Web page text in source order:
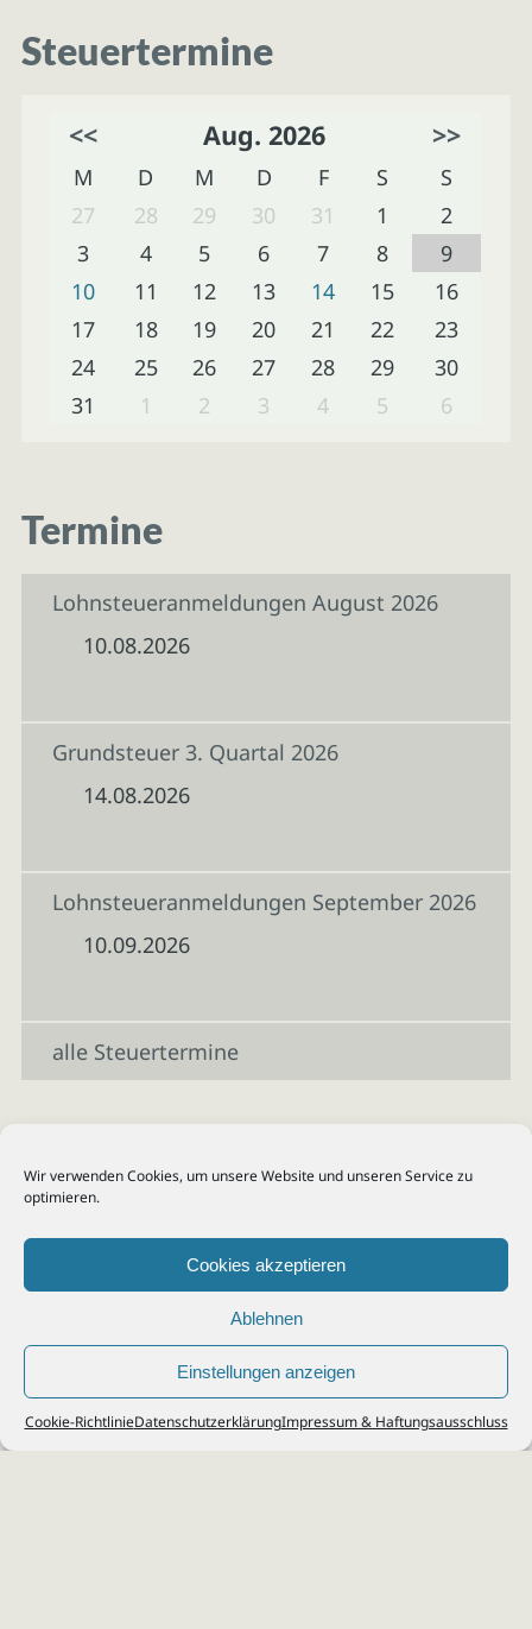
Wir verwenden Cookies, um unsere Website und unseren Service zu
optimieren.
Cookies akzeptieren
Ablehnen
Einstellungen anzeigen
Cookie-RichtlinieDatenschutzerklärungImpressum & Haftungsausschluss
Steuertermine
<< Aug. 2026 >>
M D M D F S
S
27
28 29 30 31 1
2
3
4 5 6 7 8
9
10
11 12 13 14 15
16
17
18 19 20 21 22
23
24
25 26 27 28 29
30
31
1 2 3 4 5 6
Termine
Lohnsteueranmeldungen August 2026
10.08.2026
Grundsteuer 3. Quartal 2026
14.08.2026
Lohnsteueranmeldungen September 2026
10.09.2026
alle Steuertermine
© 2026Steuerberater Kempf, Köln - Steuerberatung Poll, Porz, Deutz, Mülheim,